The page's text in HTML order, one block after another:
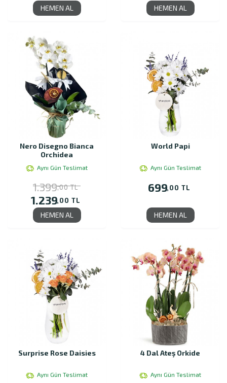
HEMEN AL HEMEN AL
Nero Disegno Bianca
Orchidea
Aynı Gün Teslimat
1.399,00 TL
1.239,00 TL
HEMEN AL
World Papi
Aynı Gün Teslimat
699,00 TL
HEMEN AL
Surprise Rose Daisies
Aynı Gün Teslimat
4 Dal Ateş Orkide
Aynı Gün Teslimat